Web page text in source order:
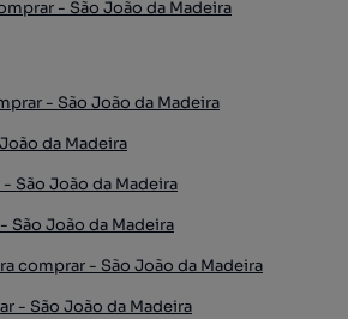
- São João da Madeira
- São João da Madeira
da Madeira
São João da Madeira
São João da Madeira
comprar - São João da Madeira
- São João da Madeira